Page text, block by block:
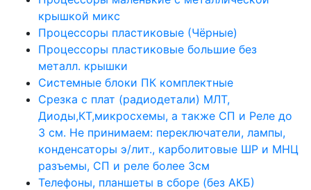
крышкой микс
Процессоры пластиковые (Чёрные)
Процессоры пластиковые большие без
металл. крышки
Системные блоки ПК комплектные
Срезка с плат (радиодетали) МЛТ,
Диоды,КТ,микросхемы, а также СП и Реле до
3 см. Не принимаем: переключатели, лампы,
конденсаторы э/лит., карболитовые ШР и МНЦ
разъемы, СП и реле более 3см
Телефоны, планшеты в сборе (без АКБ)